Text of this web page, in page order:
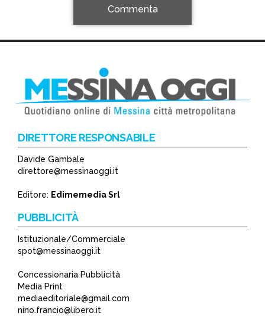
*
Commenta
DIRETTORE RESPONSABILE
Davide Gambale
direttore@messinaoggi.it
Editore: Edimemedia Srl
PUBBLICITÀ
Istituzionale/Commerciale
spot@messinaoggi.it
Concessionaria Pubblicità
Media Print
mediaeditoriale@gmail.com
nino.francio@libero.it